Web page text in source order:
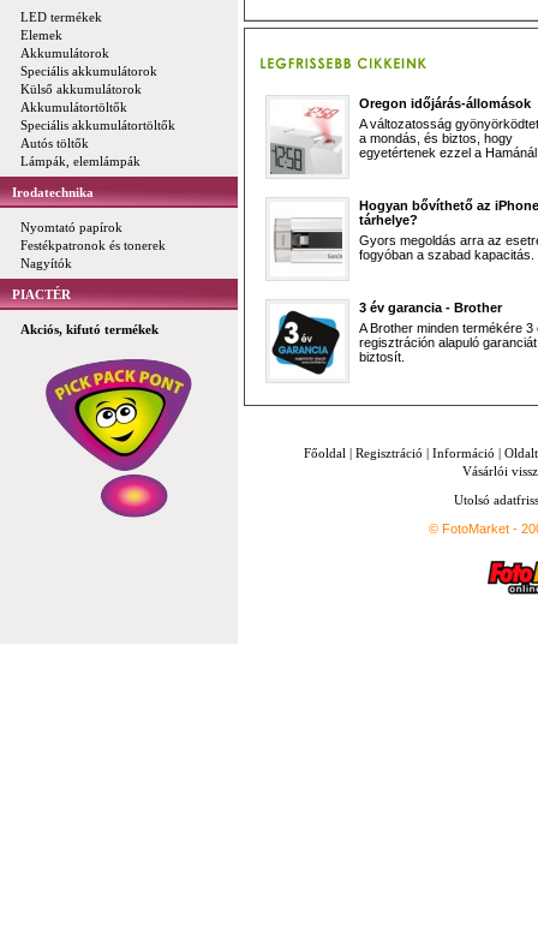
LED termékek
Elemek
Akkumulátorok
Speciális akkumulátorok
Külső akkumulátorok
Akkumulátortöltők
Speciális akkumulátortöltők
Autós töltők
Lámpák, elemlámpák
Irodatechnika
Nyomtató papírok
Festékpatronok és tonerek
Nagyítók
PIACTÉR
Akciós, kifutó termékek
Oregon időjárás-állomások
A változatosság
a mondás, és biztos, hogy
egyetértenek ezzel a
Hogyan bővíthető az iPhone
tárhelye?
Gyors megoldás arra az
fogyóban a szabad kapacitás.
3 év garancia - Brother
A Brother minden termékére 3
regisztráción alapuló garanciát
biztosít.
Főoldal | Regisztráció | Információ |
Vásárlói
Utolsó
© FotoMarket -